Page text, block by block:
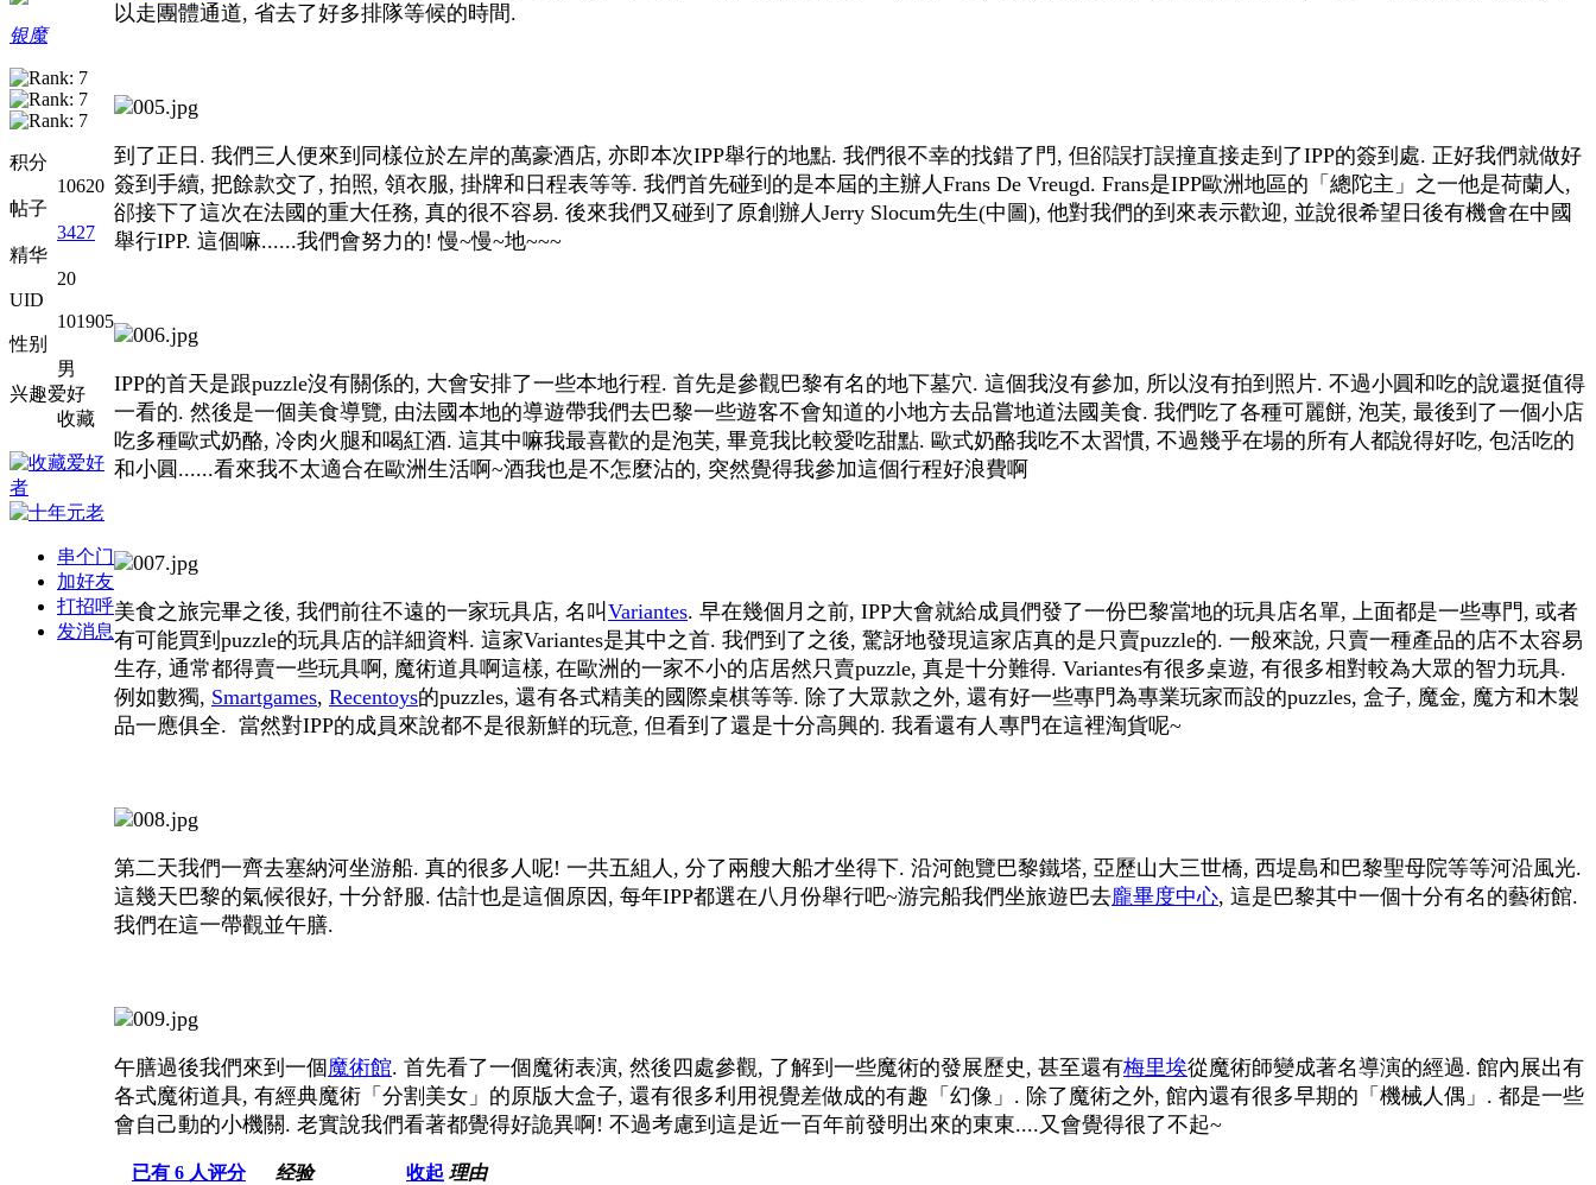
银魔
积分
10620
帖子
3427
精华
20
UID
101905
性别
男
兴趣爱好
收藏
串个门
加好友
打招呼
发消息
以走團體通道, 省去了好多排隊等候的時間.
到了正日. 我們三人便來到同樣位於左岸的萬豪酒店, 亦即本次IPP舉行的地點. 我們很不幸的找錯了門, 但郤誤打誤撞直接走到了IPP的簽到處. 正好我們就做好
簽到手續, 把餘款交了, 拍照, 領衣服, 掛牌和日程表等等. 我們首先碰到的是本屆的主辦人Frans De Vreugd. Frans是IPP歐洲地區的「總陀主」之一他是荷蘭人,
郤接下了這次在法國的重大任務, 真的很不容易. 後來我們又碰到了原創辦人Jerry Slocum先生(中圖), 他對我們的到來表示歡迎, 並說很希望日後有機會在中國
舉行IPP. 這個嘛......我們會努力的! 慢~慢~地~~~
IPP的首天是跟puzzle沒有關係的, 大會安排了一些本地行程. 首先是參觀巴黎有名的地下墓穴. 這個我沒有參加, 所以沒有拍到照片. 不過小圓和吃的說還挺值得
一看的. 然後是一個美食導覽, 由法國本地的導遊帶我們去巴黎一些遊客不會知道的小地方去品嘗地道法國美食. 我們吃了各種可麗餅, 泡芙, 最後到了一個小店
吃多種歐式奶酪, 冷肉火腿和喝紅酒. 這其中嘛我最喜歡的是泡芙, 畢竟我比較愛吃甜點. 歐式奶酪我吃不太習慣, 不過幾乎在場的所有人都說得好吃, 包活吃的
和小圓......看來我不太適合在歐洲生活啊~酒我也是不怎麼沾的, 突然覺得我參加這個行程好浪費啊
美食之旅完畢之後, 我們前往不遠的一家玩具店, 名叫 Variantes. 早在幾個月之前, IPP大會就給成員們發了一份巴黎當地的玩具店名單, 上面都是一些專門, 或者
有可能買到puzzle的玩具店的詳細資料. 這家Variantes是其中之首. 我們到了之後, 驚訝地發現這家店真的是只賣puzzle的. 一般來說, 只賣一種產品的店不太容易
生存, 通常都得賣一些玩具啊, 魔術道具啊這樣, 在歐洲的一家不小的店居然只賣puzzle, 真是十分難得. Variantes有很多桌遊, 有很多相對較為大眾的智力玩具.
例如數獨, Smartgames, Recentoys的puzzles, 還有各式精美的國際桌棋等等. 除了大眾款之外, 還有好一些專門為專業玩家而設的puzzles, 盒子, 魔金, 魔方和木製
品一應俱全. 當然對IPP的成員來說都不是很新鮮的玩意, 但看到了還是十分高興的. 我看還有人專門在這裡淘貨呢~
第二天我們一齊去塞納河坐游船. 真的很多人呢! 一共五組人, 分了兩艘大船才坐得下. 沿河飽覽巴黎鐵塔, 亞歷山大三世橋, 西堤島和巴黎聖母院等等河沿風光.
這幾天巴黎的氣候很好, 十分舒服. 估計也是這個原因, 每年IPP都選在八月份舉行吧~游完船我們坐旅遊巴去龐畢度中心, 這是巴黎其中一個十分有名的藝術館.
我們在這一帶觀並午膳.
午膳過後我們來到一個 魔術館. 首先看了一個魔術表演, 然後四處參觀, 了解到一些魔術的發展歷史, 甚至還有梅里埃從魔術師變成著名導演的經過. 館內展出有
各式魔術道具, 有經典魔術「分割美女」的原版大盒子, 還有很多利用視覺差做成的有趣「幻像」. 除了魔術之外, 館內還有很多早期的「機械人偶」. 都是一些
會自己動的小機關. 老實說我們看著都覺得好詭異啊! 不過考慮到這是近一百年前發明出來的東東....又會覺得很了不起~
已有 6 人评分 经验 收起 理由